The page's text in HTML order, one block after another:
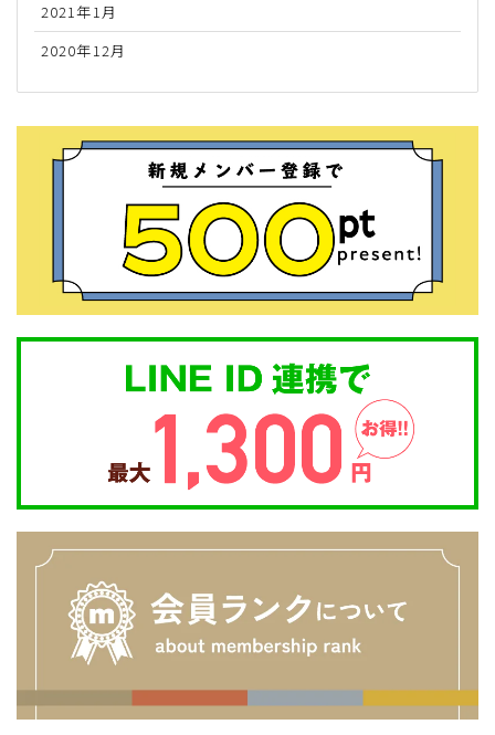
2021年1月
2020年12月